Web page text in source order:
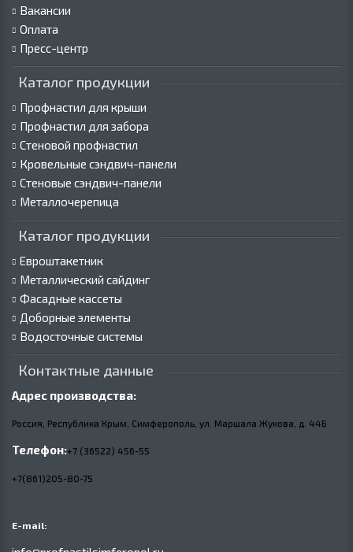
Вакансии
Оплата
Пресс-центр
Каталог продукции
Профнастил для крыши
Профнастил для забора
Стеновой профнастил
Кровельные сэндвич-панели
Стеновые сэндвич-панели
Металлочерепица
Каталог продукции
Евроштакетник
Металлический сайдинг
Фасадные кассеты
Доборные элементы
Водосточные системы
Контактные данные
Адрес производства:
Россия, Республика Крым, Симферополь, ул. Маршала Жукова, д. 44Б
Телефон:+7 (36522) 456-55
+7(861)205-80-75
E-mail: